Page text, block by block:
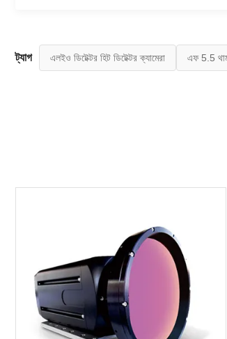
ট্যাগ এলইও ডিটেক্টর হিট ডিটেক্টর ক্যামেরা এফ 5.5